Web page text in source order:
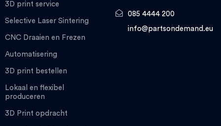
3D print service
Selective Laser Sintering
CNC Draaien en Frezen
Automatisering
3D print bestellen
Lokaal en flexibel
produceren
3D Print opdracht
085 4444 200
info@partsondemand.eu